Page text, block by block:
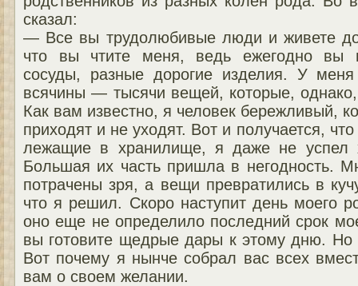
сказал:
— Все вы трудолюбивые люди и живете
что вы чтите меня, ведь ежегодно вы
сосуды, разные дорогие изделия. У меня
всячины — тысячи вещей, которые,
Как вам известно, я человек бережливый,
приходят и не уходят. Вот и получается,
лежащие в хранилище, я даже не успел
Большая их часть пришла в негодность.
потрачены зря, а вещи превратились в
что я решил. Скоро наступит день моего
оно еще не определило последний срок
вы готовите щедрые дары к этому дню. Но
Вот почему я нынче собрал вас всех
вам о своем желании.